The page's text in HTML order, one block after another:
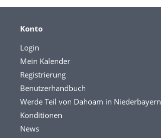
Konto
Login
Mein Kalender
Registrierung
Benutzerhandbuch
Werde Teil von Dahoam in Niederbayern
Konditionen
News